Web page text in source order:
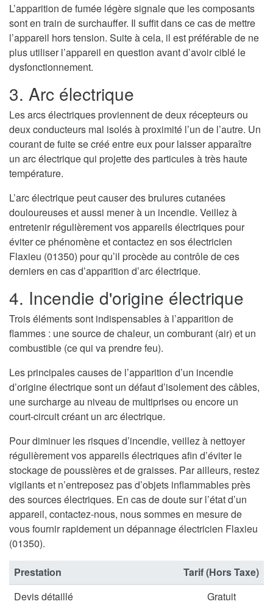
L’apparition de fumée légère signale que les composants
sont en train de surchauffer. Il suffit dans ce cas de mettre
l’appareil hors tension. Suite à cela, il est préférable de ne
plus utiliser l’appareil en question avant d’avoir ciblé le
dysfonctionnement.
3. Arc électrique
Les arcs électriques proviennent de deux récepteurs ou
deux conducteurs mal isolés à proximité l’un de l’autre. Un
courant de fuite se créé entre eux pour laisser apparaître
un arc électrique qui projette des particules à très haute
température.
L’arc électrique peut causer des brulures cutanées
douloureuses et aussi mener à un incendie. Veillez à
entretenir régulièrement vos appareils électriques pour
éviter ce phénomène et contactez en sos électricien
Flaxieu (01350) pour qu’il procède au contrôle de ces
derniers en cas d’apparition d’arc électrique.
4. Incendie d'origine électrique
Trois éléments sont indispensables à l’apparition de
flammes : une source de chaleur, un comburant (air) et un
combustible (ce qui va prendre feu).
Les principales causes de l’apparition d’un incendie
d’origine électrique sont un défaut d’isolement des câbles,
une surcharge au niveau de multiprises ou encore un
court-circuit créant un arc électrique.
Pour diminuer les risques d’incendie, veillez à nettoyer
régulièrement vos appareils électriques afin d’éviter le
stockage de poussières et de graisses. Par ailleurs, restez
vigilants et n’entreposez pas d’objets inflammables près
des sources électriques. En cas de doute sur l’état d’un
appareil, contactez-nous, nous sommes en mesure de
vous fournir rapidement un dépannage électricien Flaxieu
(01350).
Prestation
Tarif (Hors Taxe)
Devis détaillé
Gratuit